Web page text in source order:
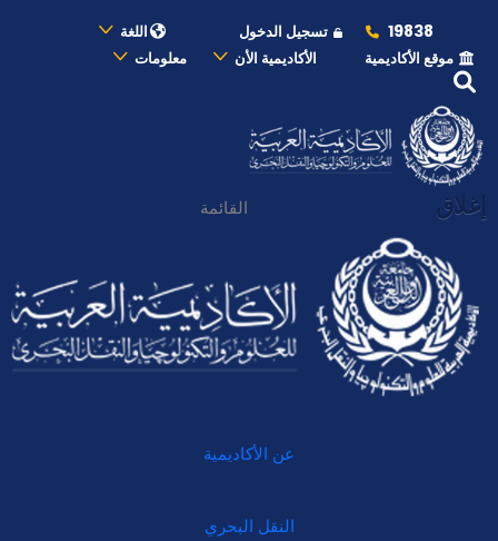
19838 تسجيل الدخول
اللغة
موقع الأكاديمية
الأكاديمية الأن معلومات
إغلاق القائمة
عن الأكاديمية
النقل البحري